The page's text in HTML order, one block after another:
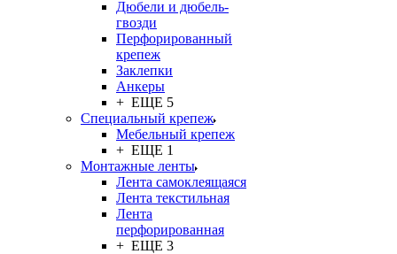
Дюбели и дюбель-
гвозди
Перфорированный
крепеж
Заклепки
Анкеры
+ ЕЩЕ 5
Специальный крепеж
Мебельный крепеж
+ ЕЩЕ 1
Монтажные ленты
Лента самоклеящаяся
Лента текстильная
Лента
перфорированная
+ ЕЩЕ 3